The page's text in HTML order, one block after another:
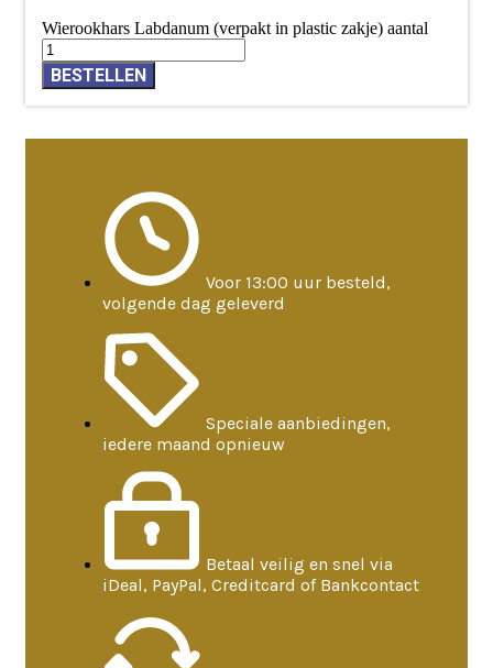
Wierookhars Labdanum (verpakt in plastic zakje) aantal
BESTELLEN
Voor 13:00 uur besteld,
volgende dag geleverd
Speciale aanbiedingen,
iedere maand opnieuw
Betaal veilig en snel via
iDeal, PayPal, Creditcard of Bankcontact